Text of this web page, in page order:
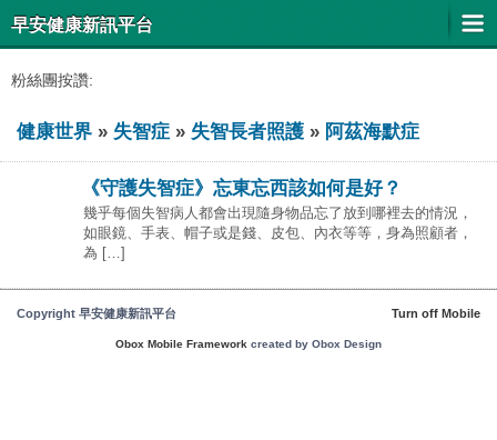
早安健康新訊平台
粉絲團按讚:
健康世界 » 失智症 » 失智長者照護 » 阿茲海默症
《守護失智症》忘東忘西該如何是好？
幾乎每個失智病人都會出現隨身物品忘了放到哪裡去的情況，
如眼鏡、手表、帽子或是錢、皮包、內衣等等，身為照顧者，
為 […]
Copyright 早安健康新訊平台 Turn off Mobile
Obox Mobile Framework created by Obox Design